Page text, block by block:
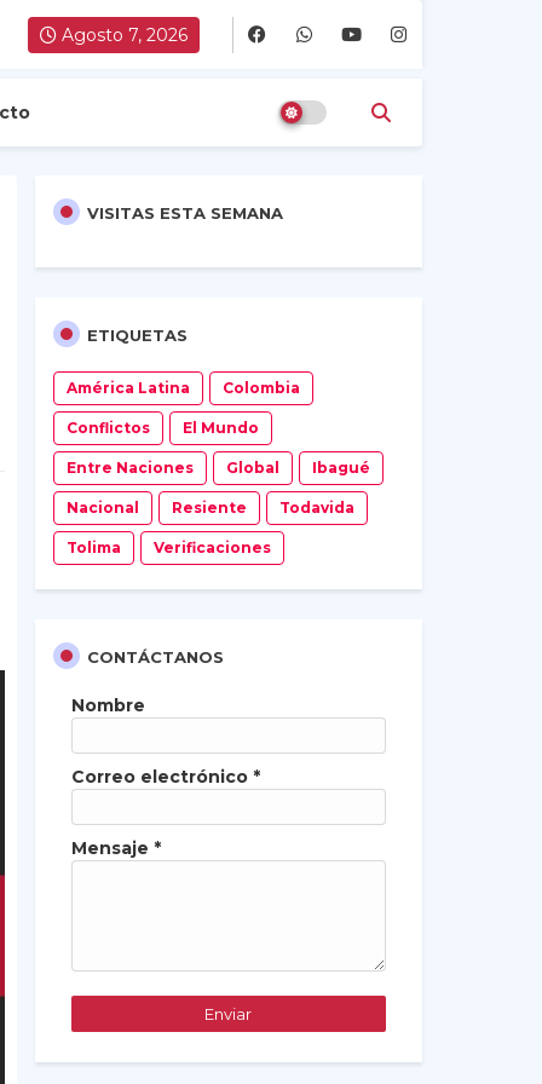
Agosto 7, 2026
VISITAS ESTA SEMANA
ETIQUETAS
América Latina Colombia
Conflictos El Mundo
Entre Naciones Global Ibagué
Nacional Resiente Todavida
Tolima Verificaciones
CONTÁCTANOS
Nombre
Correo electrónico *
Mensaje *